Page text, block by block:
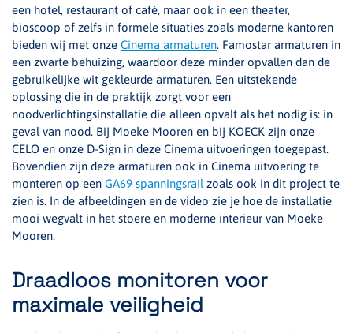
een hotel, restaurant of café, maar ook in een theater,
bioscoop of zelfs in formele situaties zoals moderne kantoren
bieden wij met onze Cinema armaturen. Famostar armaturen in
een zwarte behuizing, waardoor deze minder opvallen dan de
gebruikelijke wit gekleurde armaturen. Een uitstekende
oplossing die in de praktijk zorgt voor een
noodverlichtingsinstallatie die alleen opvalt als het nodig is: in
geval van nood. Bij Moeke Mooren en bij KOECK zijn onze
CELO en onze D-Sign in deze Cinema uitvoeringen toegepast.
Bovendien zijn deze armaturen ook in Cinema uitvoering te
monteren op een GA69 spanningsrail zoals ook in dit project te
zien is. In de afbeeldingen en de video zie je hoe de installatie
mooi wegvalt in het stoere en moderne interieur van Moeke
Mooren.
Draadloos monitoren voor
maximale veiligheid